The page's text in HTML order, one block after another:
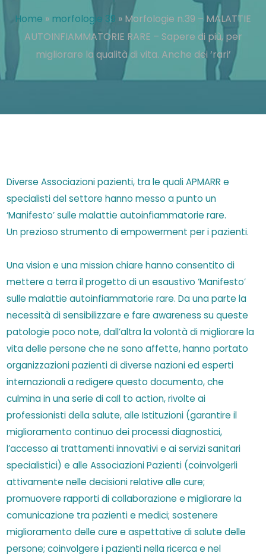
Home » morfologie 39 » Morfologie n.39 – MALATTIE
AUTOINFIAMMATORIE RARE – Sapere di più, per
migliorare la qualità di vita. Anche dei ‘rari’
Diverse Associazioni pazienti, tra le quali APMARR e
specialisti del settore hanno messo a punto un
‘Manifesto’ sulle malattie autoinfiammatorie rare.
Un prezioso strumento di empowerment per i pazienti.
Una vision e una mission chiare hanno consentito di
mettere a terra il progetto di un esaustivo ‘Manifesto’
sulle malattie autoinfiammatorie rare. Da una parte la
necessità di sensibilizzare e fare awareness su queste
patologie poco note, dall’altra la volontà di migliorare la
vita delle persone che ne sono affette, hanno portato
organizzazioni pazienti di diverse nazioni ed esperti
internazionali a redigere questo documento, che
culmina in una serie di call to action, rivolte ai
professionisti della salute, alle Istituzioni (garantire il
miglioramento continuo dei processi diagnostici,
l’accesso ai trattamenti innovativi e ai servizi sanitari
specialistici) e alle Associazioni Pazienti (coinvolgerli
attivamente nelle decisioni relative alle cure;
promuovere rapporti di collaborazione e migliorare la
comunicazione tra pazienti e medici; sostenere
miglioramento delle cure e aspettative di salute delle
persone; coinvolgere i pazienti nella ricerca e nel